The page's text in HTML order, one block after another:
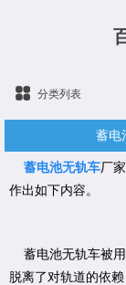
分类列表
蓄电
蓄电池无轨车厂
作出如下内容。
蓄电池无轨车被用
脱离了对轨道的依